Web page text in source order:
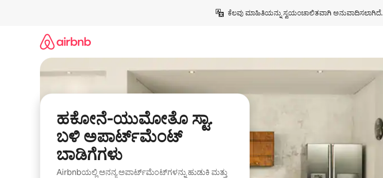
ಕೆಲವು ಮಾಹಿತಿಯನ್ನು ಸ್ವಯಂಚಾಲಿತವಾಗಿ ಅನುವಾದಿಸಲಾಗಿದೆ.
ಹಕೋನೆ-ಯುಮೋತೊ ಸ್ಟಾ.
ಬಳಿ ಅಪಾರ್ಟ್‌ಮೆಂಟ್
ಬಾಡಿಗೆಗಳು
Airbnbಯಲ್ಲಿ ಅನನ್ಯ ಅಪಾರ್ಟ್‌ಮೆಂಟ್‌ಗಳನ್ನು ಹುಡುಕಿ ಮತ್ತು